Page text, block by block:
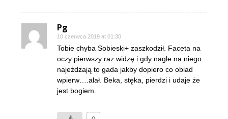
Pg
10 czerwca 2019 at 01:30
Tobie chyba Sobieski+ zaszkodził. Faceta na
oczy pierwszy raz widzę i gdy nagle na niego
najeżdżają to gada jakby dopiero co obiad
wpierw….alał. Beka, stęka, pierdzi i udaje że
jest bogiem.